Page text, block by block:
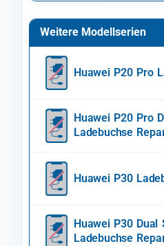
Weitere Modellserien
Huawei P20 Pro
Huawei P20 Pro
Ladebuchse
Huawei P30
Huawei P30 Dual
Ladebuchse